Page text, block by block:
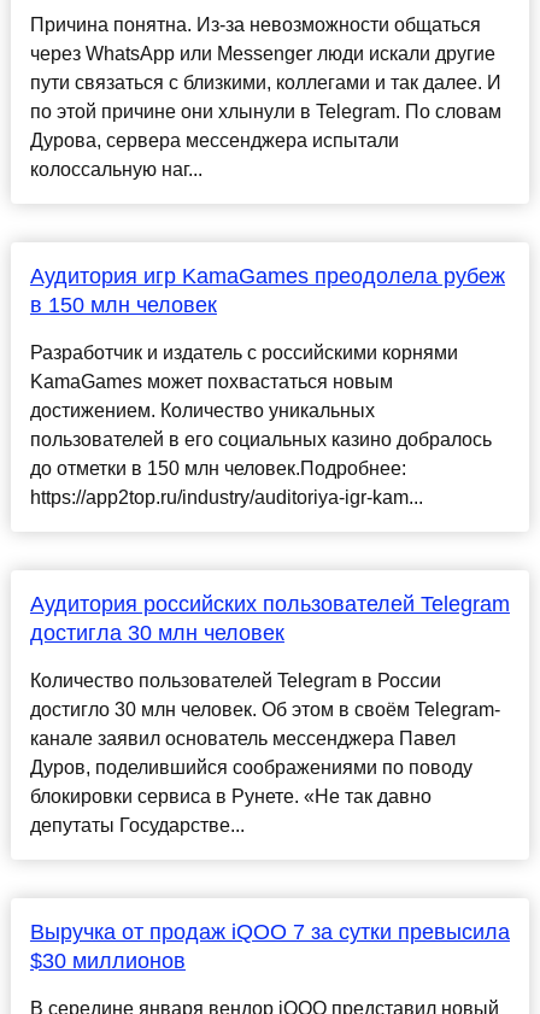
Причина понятна. Из-за невозможности общаться
через WhatsApp или Messenger люди искали другие
пути связаться с близкими, коллегами и так далее. И
по этой причине они хлынули в Telegram. По словам
Дурова, сервера мессенджера испытали
колоссальную наг...
Аудитория игр KamaGames преодолела рубеж
в 150 млн человек
Разработчик и издатель с российскими корнями
KamaGames может похвастаться новым
достижением. Количество уникальных
пользователей в его социальных казино добралось
до отметки в 150 млн человек.Подробнее:
https://app2top.ru/industry/auditoriya-igr-kam...
Аудитория российских пользователей Telegram
достигла 30 млн человек
Количество пользователей Telegram в России
достигло 30 млн человек. Об этом в своём Telegram-
канале заявил основатель мессенджера Павел
Дуров, поделившийся соображениями по поводу
блокировки сервиса в Рунете. «Не так давно
депутаты Государстве...
Выручка от продаж iQOO 7 за сутки превысила
$30 миллионов
В середине января вендор iQOO представил новый